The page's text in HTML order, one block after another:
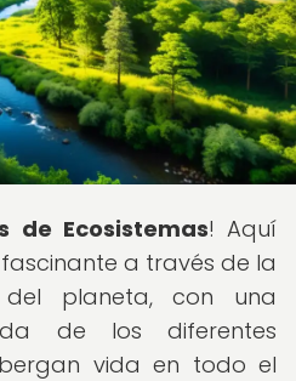
de Ecosistemas! Aquí
a través de la
del planeta, con una
de los diferentes
vida en todo el